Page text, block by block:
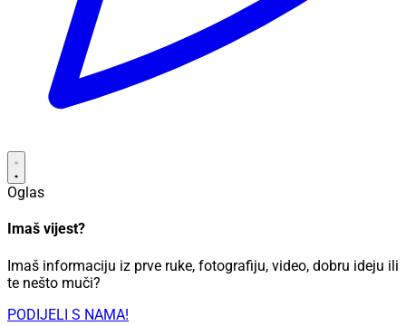
Oglas
Imaš vijest?
Imaš informaciju iz prve ruke, fotografiju, video, dobru ideju ili
te nešto muči?
PODIJELI S NAMA!